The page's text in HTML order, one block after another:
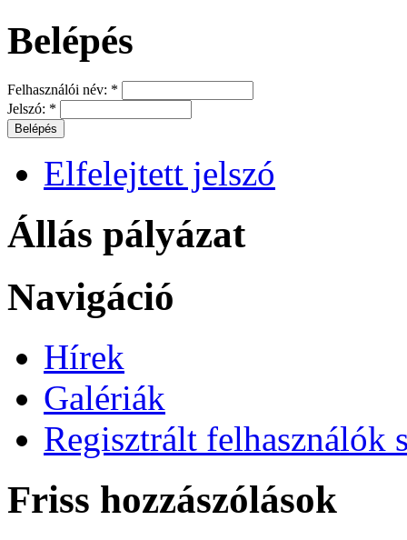
Belépés
Felhasználói név: *
Jelszó: *
Elfelejtett jelszó
Állás pályázat
Navigáció
Hírek
Galériák
Regisztrált felhasználók
Friss hozzászólások